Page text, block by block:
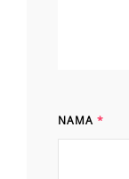
NAMA *